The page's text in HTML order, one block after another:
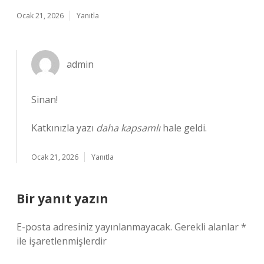
Ocak 21, 2026 Yanıtla
admin
Sinan!
Katkınızla yazı daha kapsamlıhale geldi.
Ocak 21, 2026 Yanıtla
Bir yanıt yazın
E-posta adresiniz yayınlanmayacak. Gerekli alanlar*
ile işaretlenmişlerdir